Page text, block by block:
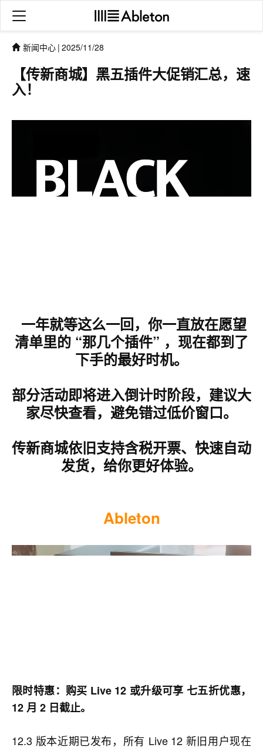
新闻中心 | 2025/11/28
【传新商城】黑五插件大促销汇总，速
入！
一年就等这么一回，你一直放在愿望
清单里的 “那几个插件” ，现在都到了
下手的最好时机。
部分活动即将进入倒计时阶段，建议大
家尽快查看，避免错过低价窗口。
传新商城依旧支持含税开票、快速自动
发货，给你更好体验。
Ableton
限时特惠：购买 Live 12 或升级可享 七五折优惠，
12 月 2 日截止。
12.3 版本近期已发布，所有 Live 12 新旧用户现在